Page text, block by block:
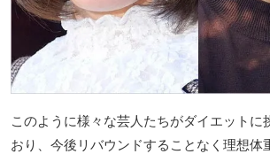
このように様々な芸人たちがダイエットに
おり、今後リバウンドすることなく理想体